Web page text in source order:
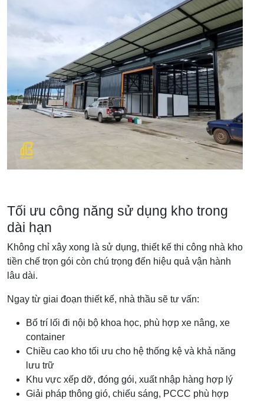
Tối ưu công năng sử dụng kho trong
dài hạn
Không chỉ xây xong là sử dụng, thiết kế thi công nhà kho
tiền chế trọn gói còn chú trọng đến hiệu quả vận hành
lâu dài.
Ngay từ giai đoạn thiết kế, nhà thầu sẽ tư vấn:
Bố trí lối đi nội bộ khoa học, phù hợp xe nâng, xe
container
Chiều cao kho tối ưu cho hệ thống kệ và khả năng
lưu trữ
Khu vực xếp dỡ, đóng gói, xuất nhập hàng hợp lý
Giải pháp thông gió, chiếu sáng, PCCC phù hợp